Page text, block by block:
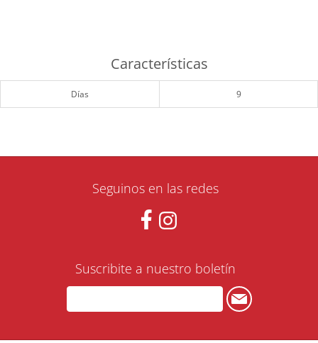
Características
Días 9
Seguinos en las redes
Suscribite a nuestro boletín